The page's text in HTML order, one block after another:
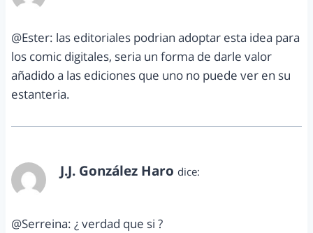
@Ester: las editoriales podrian adoptar esta idea para
los comic digitales, seria un forma de darle valor
añadido a las ediciones que uno no puede ver en su
estanteria.
J.J. González Haro dice:
@Serreina: ¿ verdad que si ?